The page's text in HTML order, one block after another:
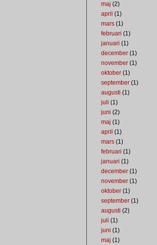
maj (2)
april (1)
mars (1)
februari (1)
januari (1)
december (1)
november (1)
oktober (1)
september (1)
augusti (1)
juli (1)
juni (2)
maj (1)
april (1)
mars (1)
februari (1)
januari (1)
december (1)
november (1)
oktober (1)
september (1)
augusti (2)
juli (1)
juni (1)
maj (1)